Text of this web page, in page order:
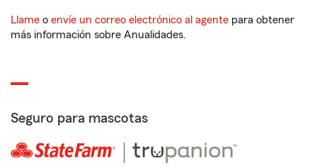
Llame o envíe un correo electrónico al agente para obtener
más información sobre Anualidades.
Seguro para mascotas